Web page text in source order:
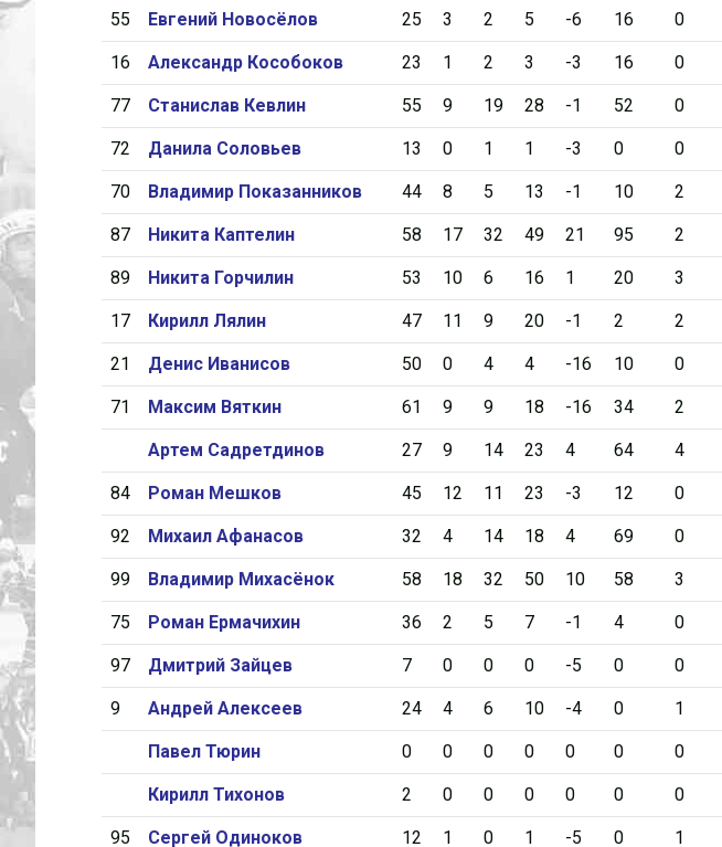
55 Евгений Новосёлов 25 3 2 5 -6 16 0
16 Александр Кособоков 23 1 2 3 -3 16 0
77 Станислав Кевлин 55 9 19 28 -1 52 0
72 Данила Соловьев 13 0 1 1 -3 0 0
70 Владимир Показанников 44 8 5 13 -1 10 2
87 Никита Каптелин 58 17 32 49 21 95 2
89 Никита Горчилин 53 10 6 16 1 20 3
17 Кирилл Лялин 47 11 9 20 -1 2 2
21 Денис Иванисов 50 0 4 4 -16 10 0
71 Максим Вяткин 61 9 9 18 -16 34 2
Артем Садретдинов 27 9 14 23 4 64 4
84 Роман Мешков 45 12 11 23 -3 12 0
92 Михаил Афанасов 32 4 14 18 4 69 0
99 Владимир Михасёнок 58 18 32 50 10 58 3
75 Роман Ермачихин 36 2 5 7 -1 4 0
97 Дмитрий Зайцев 7 0 0 0 -5 0 0
9 Андрей Алексеев 24 4 6 10 -4 0 1
Павел Тюрин 0 0 0 0 0 0 0
Кирилл Тихонов 2 0 0 0 0 0 0
95 Сергей Одиноков 12 1 0 1 -5 0 1